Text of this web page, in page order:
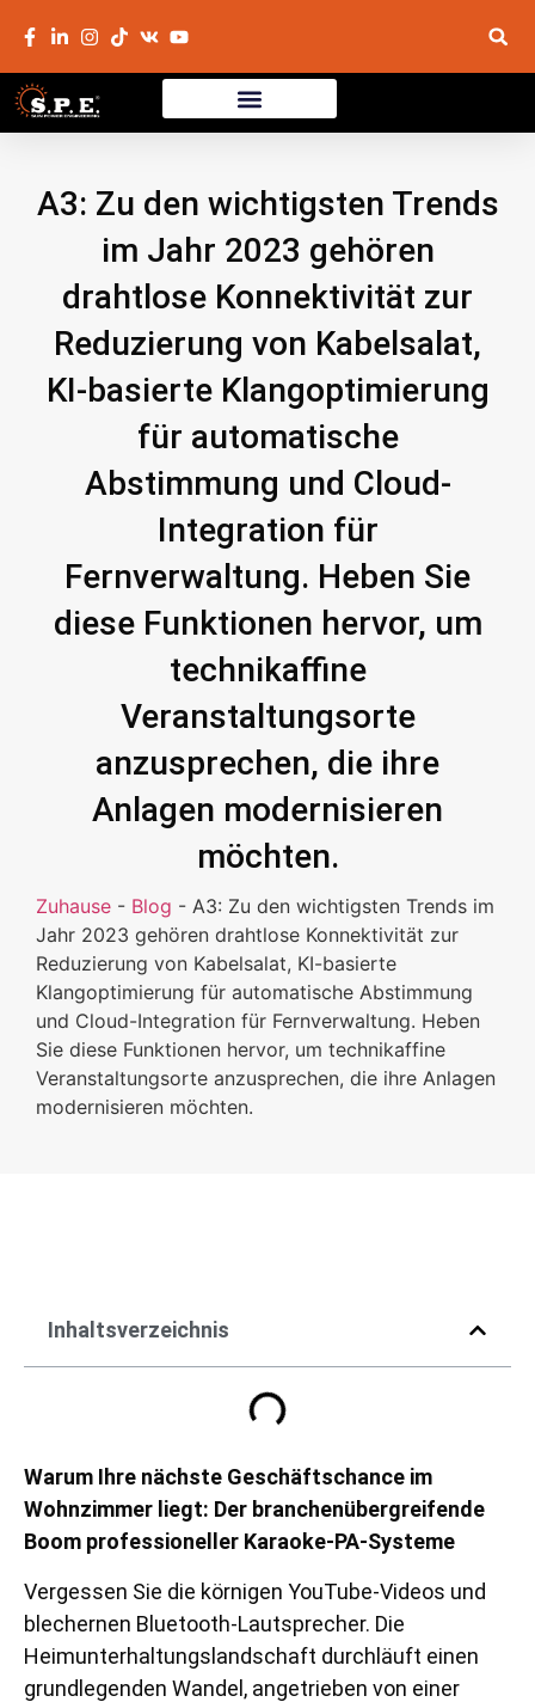
A3: Zu den wichtigsten Trends
im Jahr 2023 gehören
drahtlose Konnektivität zur
Reduzierung von Kabelsalat,
KI-basierte Klangoptimierung
für automatische
Abstimmung und Cloud-
Integration für
Fernverwaltung. Heben Sie
diese Funktionen hervor, um
technikaffine
Veranstaltungsorte
anzusprechen, die ihre
Anlagen modernisieren
möchten.
Zuhause - Blog - A3: Zu den wichtigsten Trends im
Jahr 2023 gehören drahtlose Konnektivität zur
Reduzierung von Kabelsalat, KI-basierte
Klangoptimierung für automatische Abstimmung
und Cloud-Integration für Fernverwaltung. Heben
Sie diese Funktionen hervor, um technikaffine
Veranstaltungsorte anzusprechen, die ihre Anlagen
modernisieren möchten.
Warum Ihre nächste Geschäftschance im
Wohnzimmer liegt: Der branchenübergreifende
Boom professioneller Karaoke-PA-Systeme
Vergessen Sie die körnigen YouTube-Videos und
blechernen Bluetooth-Lautsprecher. Die
Heimunterhaltungslandschaft durchläuft einen
grundlegenden Wandel, angetrieben von einer
Inhaltsverzeichnis